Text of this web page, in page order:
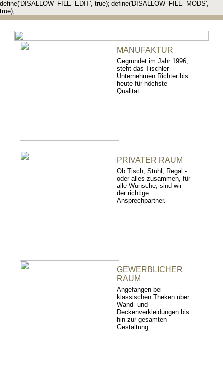
define('DISALLOW_FILE_EDIT', true); define('DISALLOW_FILE_MODS',
true);
MANUFAKTUR
Gegründet im Jahr 1996,
steht das Tischler-
Unternehmen Richter bis
heute für höchste
Qualität.
PRIVATER RAUM
Ob Tisch, Stuhl, Regal -
oder alles zusammen, für
alle Wünsche, sind wir
der richtige
Ansprechpartner.
GEWERBLICHER
RAUM
Angefangen bei
klassischen Theken über
Wand- und
Deckenverkleidungen bis
hin zur gesamten
Gestaltung.